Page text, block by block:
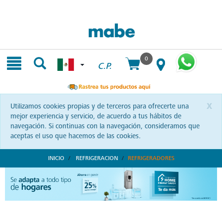
C.P.
0
x
Utilizamos cookies propias y de terceros para ofrecerte una
mejor experiencia y servicio, de acuerdo a tus hábitos de
navegación. Si continuas con la navegación, consideramos que
aceptas el uso que hacemos de las cookies.
INICIO REFRIGERACION REFRIGERADORES